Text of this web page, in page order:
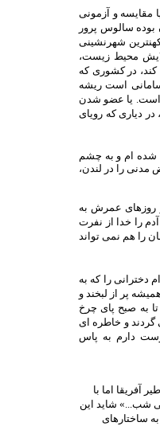
مقایسه و آزمونی
بوده سالوس پرور
شهرنشینی
محیط زیست،
در کشوری که
است ریشه
است. یا عضو شدن
دیاری که رویای
شده ام و به چشم
مدنی را در لندن،
روزهای عمرش به
را خدا از نفرت
را هم نمی تواند
دخترانی را که به
پر از لبخند و
به صبح پای چرخ
گردند و خاطره ای
دارم به پاس
آفریقا اما با
شب...» شاید این
ساختارهای